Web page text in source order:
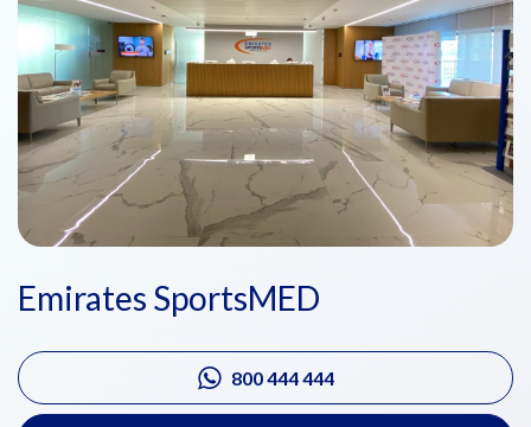
Emirates SportsMED
800 444 444